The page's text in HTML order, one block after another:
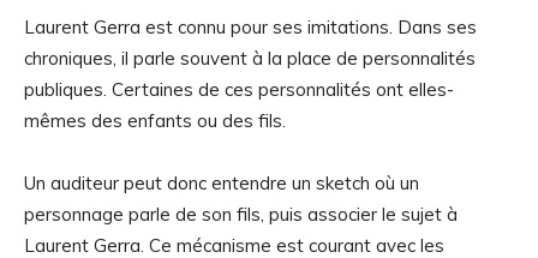
Laurent Gerra est connu pour ses imitations. Dans ses
chroniques, il parle souvent à la place de personnalités
publiques. Certaines de ces personnalités ont elles-
mêmes des enfants ou des fils.
Un auditeur peut donc entendre un sketch où un
personnage parle de son fils, puis associer le sujet à
Laurent Gerra. Ce mécanisme est courant avec les